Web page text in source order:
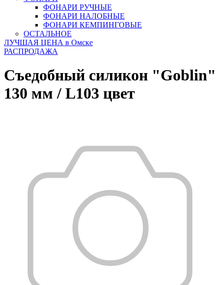
ФОНАРИ РУЧНЫЕ
ФОНАРИ НАЛОБНЫЕ
ФОНАРИ КЕМПИНГОВЫЕ
ОСТАЛЬНОЕ
ЛУЧШАЯ ЦЕНА в Омске
РАСПРОДАЖА
Съедобный силикон "Goblin"
130 мм / L103 цвет